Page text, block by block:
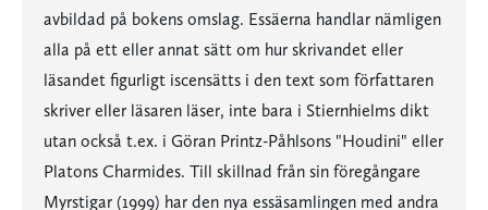
avbildad på bokens omslag. Essäerna handlar nämligen
alla på ett eller annat sätt om hur skrivandet eller
läsandet figurligt iscensätts i den text som författaren
skriver eller läsaren läser, inte bara i Stiernhielms dikt
utan också t.ex. i Göran Printz-Påhlsons "Houdini" eller
Platons Charmides. Till skillnad från sin föregångare
Myrstigar (1999) har den nya essäsamlingen med andra